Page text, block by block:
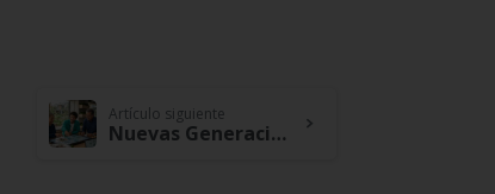
Artículo siguiente
Nuevas Generaciones Nuevas Formas de Hacer Sinergias e Impulsar la Cooperación